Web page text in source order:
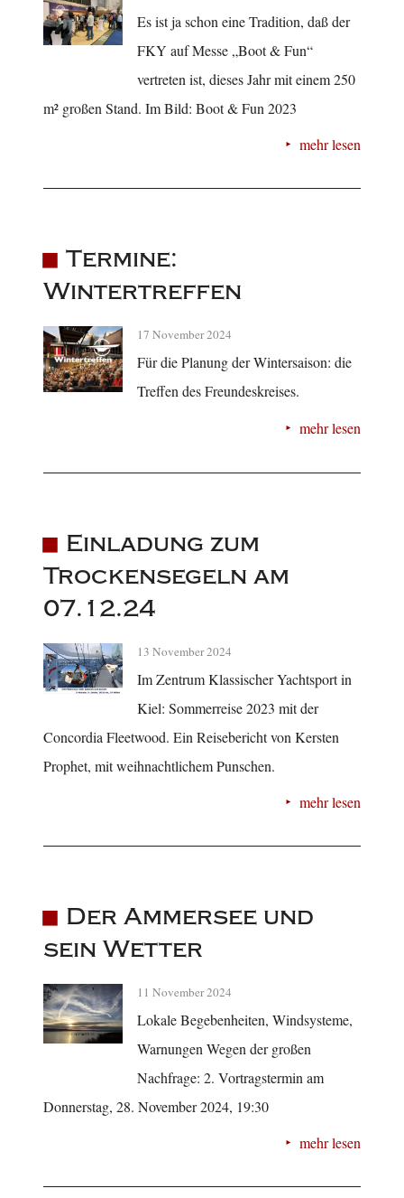
Es ist ja schon eine Tradition, daß der
FKY auf Messe „Boot & Fun“
vertreten ist, dieses Jahr mit einem 250
m² großen Stand. Im Bild: Boot & Fun 2023
mehr lesen
Termine:
Wintertreffen
17 November 2024
Für die Planung der Wintersaison: die
Treffen des Freundeskreises.
mehr lesen
Einladung zum
Trockensegeln am
07.12.24
13 November 2024
Im Zentrum Klassischer Yachtsport in
Kiel: Sommerreise 2023 mit der
Concordia Fleetwood. Ein Reisebericht von Kersten
Prophet, mit weihnachtlichem Punschen.
mehr lesen
Der Ammersee und
sein Wetter
11 November 2024
Lokale Begebenheiten, Windsysteme,
Warnungen Wegen der großen
Nachfrage: 2. Vortragstermin am
Donnerstag, 28. November 2024, 19:30
mehr lesen